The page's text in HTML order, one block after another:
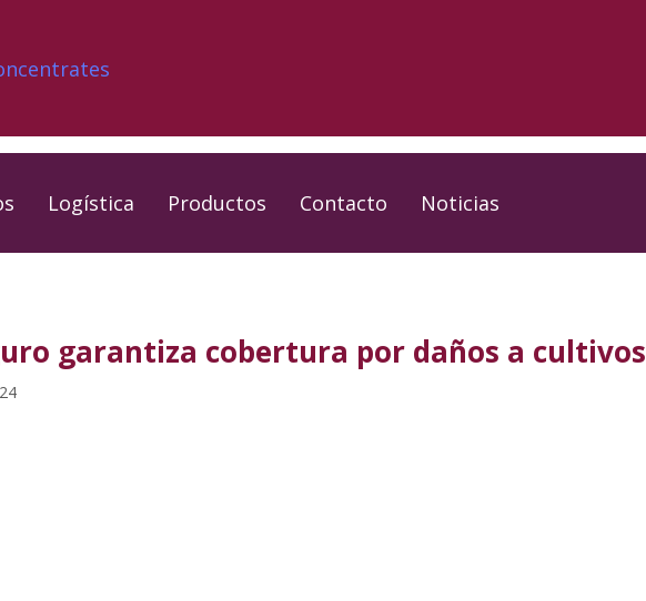
Logística Productos Contacto Noticias
garantiza cobertura por daños a cultivos